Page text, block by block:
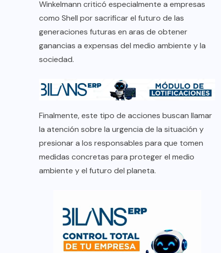
Winkelmann criticó especialmente a empresas
como Shell por sacrificar el futuro de las
generaciones futuras en aras de obtener
ganancias a expensas del medio ambiente y la
sociedad.
Finalmente, este tipo de acciones buscan llamar
la atención sobre la urgencia de la situación y
presionar a los responsables para que tomen
medidas concretas para proteger el medio
ambiente y el futuro del planeta.